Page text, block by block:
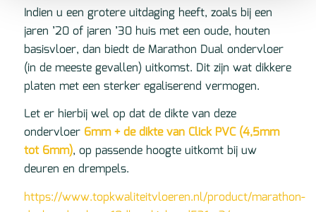
Indien u een grotere uitdaging heeft, zoals bij een
jaren ’20 of jaren ’30 huis met een oude, houten
basisvloer, dan biedt de Marathon Dual ondervloer
(in de meeste gevallen) uitkomst. Dit zijn wat dikkere
platen met een sterker egaliserend vermogen.
Let er hierbij wel op dat de dikte van deze
ondervloer 6mm + de dikte van Click PVC (4,5mm
tot 6mm), op passende hoogte uitkomt bij uw
deuren en drempels.
https://www.topkwaliteitvloeren.nl/product/marathon-